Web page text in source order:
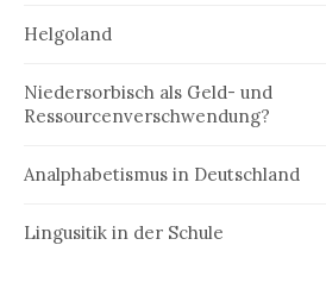
Helgoland
Niedersorbisch als Geld- und
Ressourcenverschwendung?
Analphabetismus in Deutschland
Lingusitik in der Schule